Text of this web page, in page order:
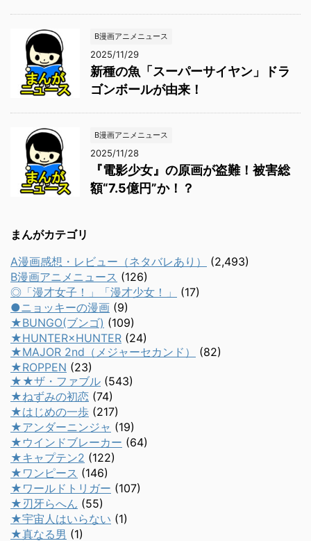
B漫画アニメニュース
2025/11/29
新種の魚「スーパーサイヤン」ドラ
ゴンボールが由来！
B漫画アニメニュース
2025/11/28
『電影少女』の原画が盗難！被害総
額“7.5億円”か！？
まんがカテゴリ
A漫画感想・レビュー（ネタバレあり）
(2,493)
B漫画アニメニュース (126)
◎「漫才女子！」「漫才少女！」
(17)
●ニョッキーの漫画 (9)
★BUNGO(ブンゴ) (109)
★HUNTER×HUNTER (24)
★MAJOR 2nd（メジャーセカンド）
(82)
★ROPPEN (23)
★★ザ・ファブル (543)
★ねずみの初恋 (74)
★はじめの一歩 (217)
★アンダーニンジャ (19)
★ウインドブレーカー (64)
★キャプテン2 (122)
★ワンピース (146)
★ワールドトリガー (107)
★刃牙らへん (55)
★宇宙人はいらない (1)
★真なる男 (1)